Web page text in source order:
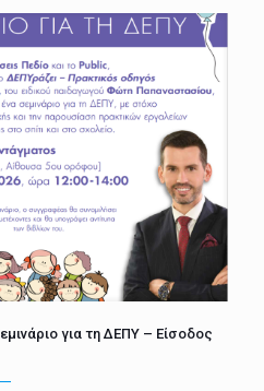
για τη ΔΕΠΥ – Είσοδος